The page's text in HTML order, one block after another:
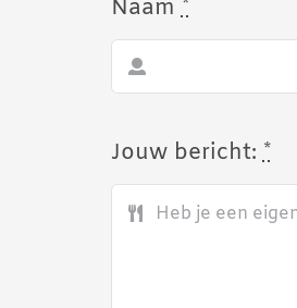
Naam*
Jouw bericht:*